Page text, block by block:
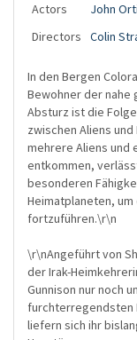
Actors John
Directors
Colin
In den Bergen
Bewohner der nahe
Absturz ist die
zwischen Aliens
mehrere Aliens und
entkommen,
besonderen
Heimatplaneten,
fortzuführen.\r\n
\r\nAngeführt von
der Irak-
Gunnison nur noch
furchterregendsten
liefern sich ihr